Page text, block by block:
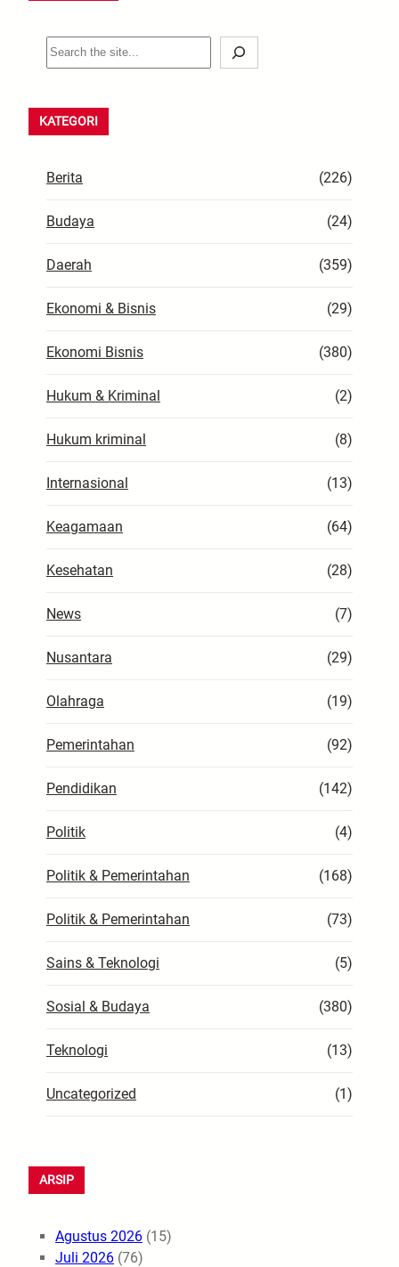
S
e
r
c
KATEGORI
Berita (226)
Budaya (24)
Daerah (359)
Ekonomi & Bisnis (29)
Ekonomi Bisnis (380)
Hukum & Kriminal (2)
Hukum kriminal (8)
Internasional (13)
Keagamaan (64)
Kesehatan (28)
News (7)
Nusantara (29)
Olahraga (19)
Pemerintahan (92)
Pendidikan (142)
Politik (4)
Politik & Pemerintahan (168)
Politik & Pemerintahan (73)
Sains & Teknologi (5)
Sosial & Budaya (380)
Teknologi (13)
Uncategorized (1)
ARSIP
Agustus 2026 (15)
Juli 2026 (76)